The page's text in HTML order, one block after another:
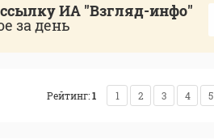
ИА "Взгляд-инфо"
за день
Рейтинг:1 1 2 3 4 5